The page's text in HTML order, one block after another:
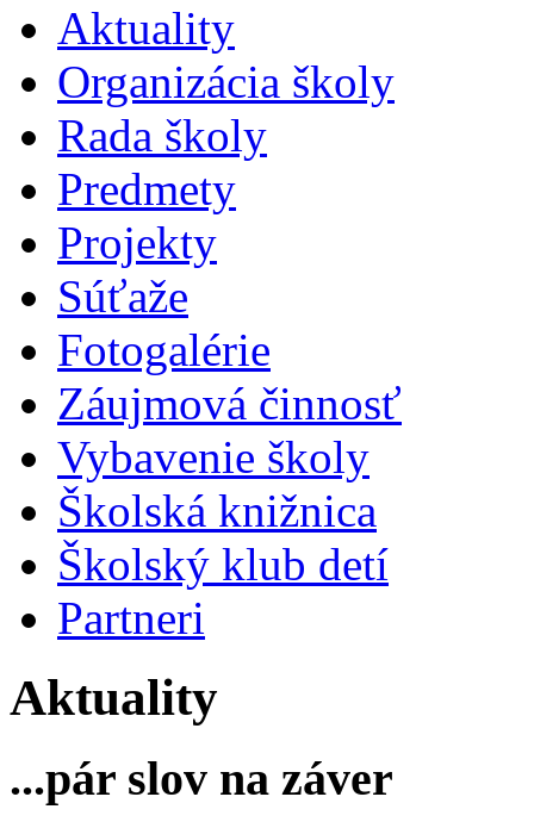
Aktuality
Organizácia školy
Rada školy
Predmety
Projekty
Súťaže
Fotogalérie
Záujmová činnosť
Vybavenie školy
Školská knižnica
Školský klub detí
Partneri
Aktuality
...pár slov na záver